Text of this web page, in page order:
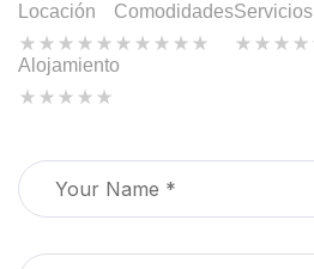
Locación ComodidadesServicios
Alojamiento